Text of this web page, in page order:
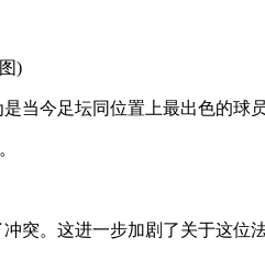
)
当今足坛同位置上最出色的球
突。这进一步加剧了关于这位